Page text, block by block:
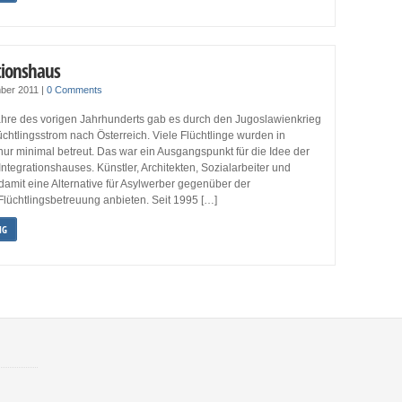
2011 |0 Comments
des vorigen Jahrhunderts gab es durch den Jugoslawienkrieg
nach Österreich. Viele Flüchtlinge wurden in
minimal betreut. Das war ein Ausgangspunkt für die Idee der
Künstler, Architekten, Sozialarbeiter und
eine Alternative für Asylwerber gegenüber der
anbieten. Seit 1995 […]